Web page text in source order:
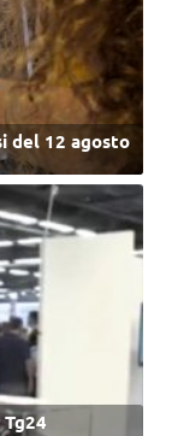
del 12 agosto